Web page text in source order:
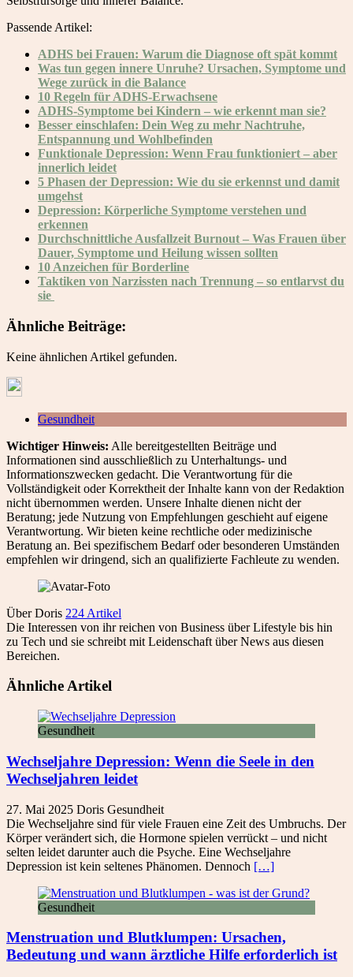
Passende Artikel:
ADHS bei Frauen: Warum die Diagnose oft spät kommt
Was tun gegen innere Unruhe? Ursachen, Symptome und
Wege zurück in die Balance
10 Regeln für ADHS-Erwachsene
ADHS-Symptome bei Kindern – wie erkennt man sie?
Besser einschlafen: Dein Weg zu mehr Nachtruhe,
Entspannung und Wohlbefinden
Funktionale Depression: Wenn Frau funktioniert – aber
innerlich leidet
5 Phasen der Depression: Wie du sie erkennst und damit
umgehst
Depression: Körperliche Symptome verstehen und
erkennen
Durchschnittliche Ausfallzeit Burnout – Was Frauen über
Dauer, Symptome und Heilung wissen sollten
10 Anzeichen für Borderline
Taktiken von Narzissten nach Trennung – so entlarvst du
sie
Ähnliche Beiträge:
Keine ähnlichen Artikel gefunden.
Gesundheit
Wichtiger Hinweis: Alle bereitgestellten Beiträge und
Informationen sind ausschließlich zu Unterhaltungs- und
Informationszwecken gedacht. Die Verantwortung für die
Vollständigkeit oder Korrektheit der Inhalte kann von der Redaktion
nicht übernommen werden. Unsere Inhalte dienen nicht der
Beratung; jede Nutzung von Empfehlungen geschieht auf eigene
Verantwortung. Wir bieten keine rechtliche oder medizinische
Beratung an. Bei spezifischem Bedarf oder besonderen Umständen
empfehlen wir dringend, sich an qualifizierte Fachleute zu wenden.
Über Doris 224 Artikel
Die Interessen von ihr reichen von Business über Lifestyle bis hin
zu Tech und sie schreibt mit Leidenschaft über News aus diesen
Bereichen.
Ähnliche Artikel
Gesundheit
Wechseljahre Depression: Wenn die Seele in den
Wechseljahren leidet
27. Mai 2025 Doris Gesundheit
Die Wechseljahre sind für viele Frauen eine Zeit des Umbruchs. Der
Körper verändert sich, die Hormone spielen verrückt – und nicht
selten leidet darunter auch die Psyche. Eine Wechseljahre
Depression ist kein seltenes Phänomen. Dennoch […]
Gesundheit
Menstruation und Blutklumpen: Ursachen,
Bedeutung und wann ärztliche Hilfe erforderlich ist